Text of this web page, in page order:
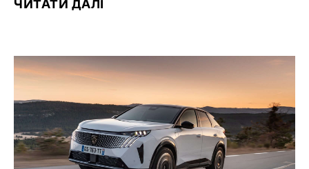
ЧИТАТИ ДАЛІ